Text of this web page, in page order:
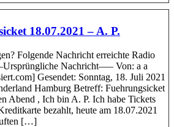
18.07.2021 – A. P.
Folgende Nachricht erreichte Radio
Nachricht—– Von: a a
Gesendet: Sonntag, 18. Juli 2021
Hamburg Betreff: Fuehrungsicket
Abend , Ich bin A. P. Ich habe Tickets
bezahlt, heute am 18.07.2021
[…]